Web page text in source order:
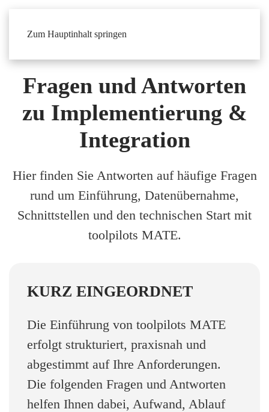
Zum Hauptinhalt springen
Fragen und Antworten
zu Implementierung &
Integration
Hier finden Sie Antworten auf häufige Fragen
rund um Einführung, Datenübernahme,
Schnittstellen und den technischen Start mit
toolpilots MATE.
KURZ EINGEORDNET
Die Einführung von toolpilots MATE
erfolgt strukturiert, praxisnah und
abgestimmt auf Ihre Anforderungen.
Die folgenden Fragen und Antworten
helfen Ihnen dabei, Aufwand, Ablauf